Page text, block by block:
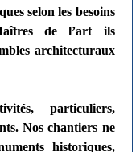
selon les besoins
de l’art ils
architecturaux
particuliers,
Nos chantiers ne
historiques,